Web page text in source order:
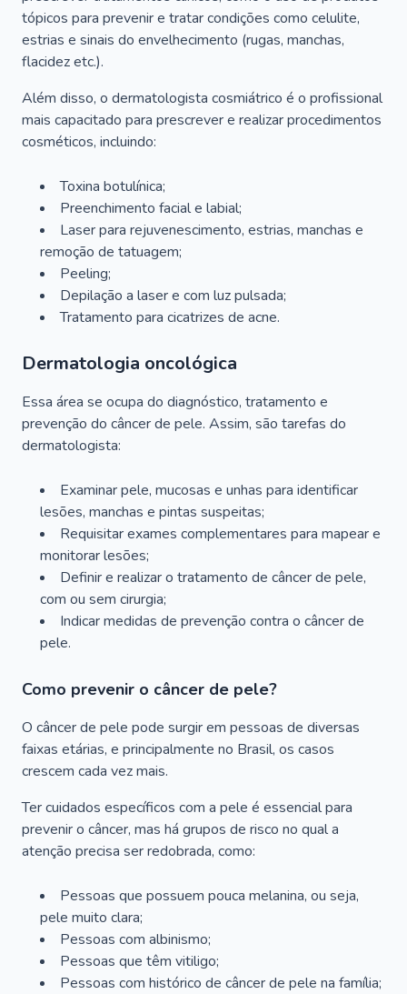
tópicos para prevenir e tratar condições como celulite,
estrias e sinais do envelhecimento (rugas, manchas,
flacidez etc.).
Além disso, o dermatologista cosmiátrico é o profissional
mais capacitado para prescrever e realizar procedimentos
cosméticos, incluindo:
Toxina botulínica;
Preenchimento facial e labial;
Laser para rejuvenescimento, estrias, manchas e
remoção de tatuagem;
Peeling;
Depilação a laser e com luz pulsada;
Tratamento para cicatrizes de acne.
Dermatologia oncológica
Essa área se ocupa do diagnóstico, tratamento e
prevenção do câncer de pele. Assim, são tarefas do
dermatologista:
Examinar pele, mucosas e unhas para identificar
lesões, manchas e pintas suspeitas;
Requisitar exames complementares para mapear e
monitorar lesões;
Definir e realizar o tratamento de câncer de pele,
com ou sem cirurgia;
Indicar medidas de prevenção contra o câncer de
pele.
Como prevenir o câncer de pele?
O câncer de pele pode surgir em pessoas de diversas
faixas etárias, e principalmente no Brasil, os casos
crescem cada vez mais.
Ter cuidados específicos com a pele é essencial para
prevenir o câncer, mas há grupos de risco no qual a
atenção precisa ser redobrada, como:
Pessoas que possuem pouca melanina, ou seja,
pele muito clara;
Pessoas com albinismo;
Pessoas que têm vitiligo;
Pessoas com histórico de câncer de pele na família;